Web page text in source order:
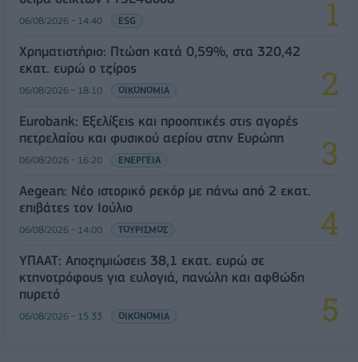
06/08/2026 - 14:40 ESG
Χρηματιστήριο: Πτώση κατά 0,59%, στα 320,42
εκατ. ευρώ ο τζίρος
06/08/2026 - 18:10 ΟΙΚΟΝΟΜΙΑ
Eurobank: Εξελίξεις και προοπτικές στις αγορές
πετρελαίου και φυσικού αερίου στην Ευρώπη
06/08/2026 - 16:20 ΕΝΕΡΓΕΙΑ
Aegean: Νέο ιστορικό ρεκόρ με πάνω από 2 εκατ.
επιβάτες τον Ιούλιο
06/08/2026 - 14:00 ΤΟΥΡΙΣΜΟΣ
ΥΠΑΑΤ: Αποζημιώσεις 38,1 εκατ. ευρώ σε
κτηνοτρόφους για ευλογιά, πανώλη και αφθώδη
πυρετό
06/08/2026 - 15:33 ΟΙΚΟΝΟΜΙΑ